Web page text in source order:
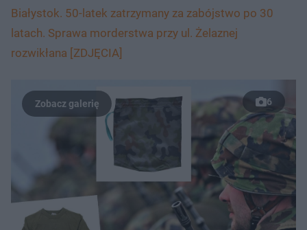
Białystok. 50-latek zatrzymany za zabójstwo po 30
latach. Sprawa morderstwa przy ul. Żelaznej
rozwikłana [ZDJĘCIA]
6